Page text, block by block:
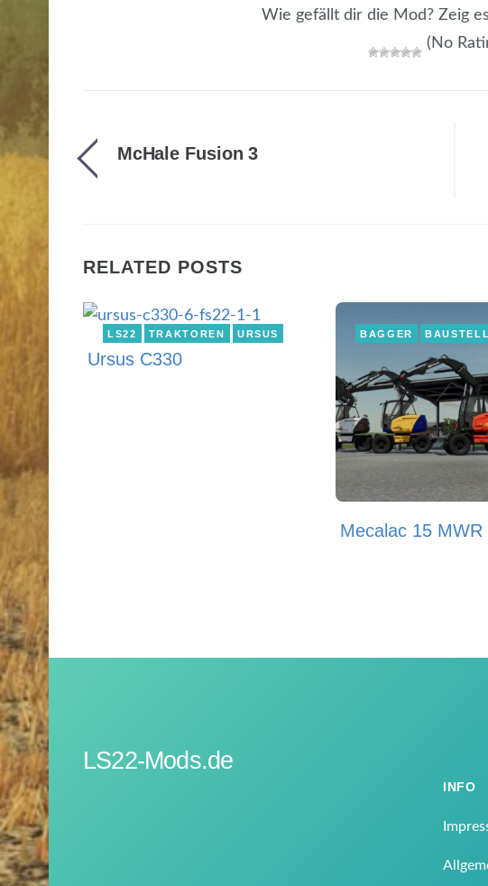
Wie gefällt dir die Mod? Zeig
(No
McHale Fusion 3
RELATED POSTS
LS22 TRAKTOREN URSUS
Ursus C330
BAGGER
Mecalac 15 MWR
LS22-Mods.de
INFO